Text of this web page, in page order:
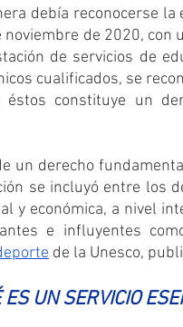
debía reconocerse
noviembre de 2020, con
de servicios de
cualificados, se
constituye un
un derecho
se incluyó entre los
y económica, a nivel
e influyentes
de la Unesco,
ES UN SERVICIO